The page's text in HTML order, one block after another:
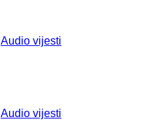
Audio vijesti
Audio vijesti